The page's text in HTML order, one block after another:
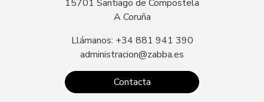
15701 Santiago de Compostela
A Coruña
Llámanos: +34 881 941 390
administracion@zabba.es
Contacta